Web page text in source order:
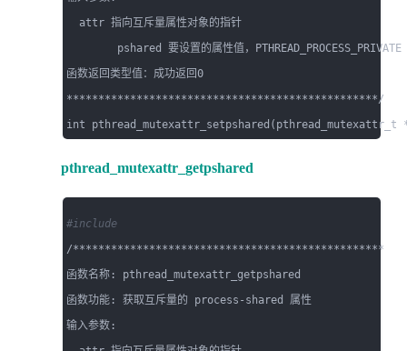
attr 指向互斥量属性对象的指针
pshared 要设置的属性值，PTHREAD_PROCESS_PRIVATE 或
函数返回类型值：成功返回0
*************************************************/
pthread_mutexattr_getpshared
#include
/*************************************************
函数名称: pthread_mutexattr_getpshared
函数功能: 获取互斥量的 process-shared 属性
输入参数: